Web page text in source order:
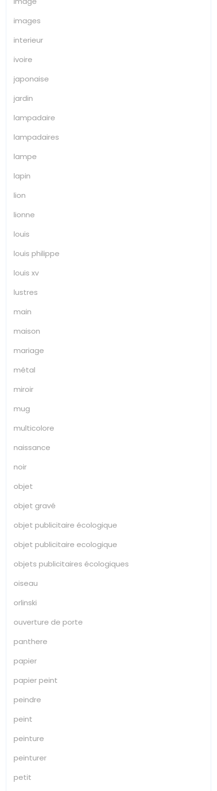
images
interieur
ivoire
japonaise
jardin
lampadaire
lampadaires
lampe
lapin
lion
lionne
louis
louis philippe
louis xv
lustres
main
maison
mariage
métal
miroir
mug
multicolore
naissance
noir
objet
objet gravé
objet publicitaire écologique
objet publicitaire ecologique
objets publicitaires écologiques
oiseau
orlinski
ouverture de porte
panthere
papier
papier peint
peindre
peint
peinture
peinturer
petit